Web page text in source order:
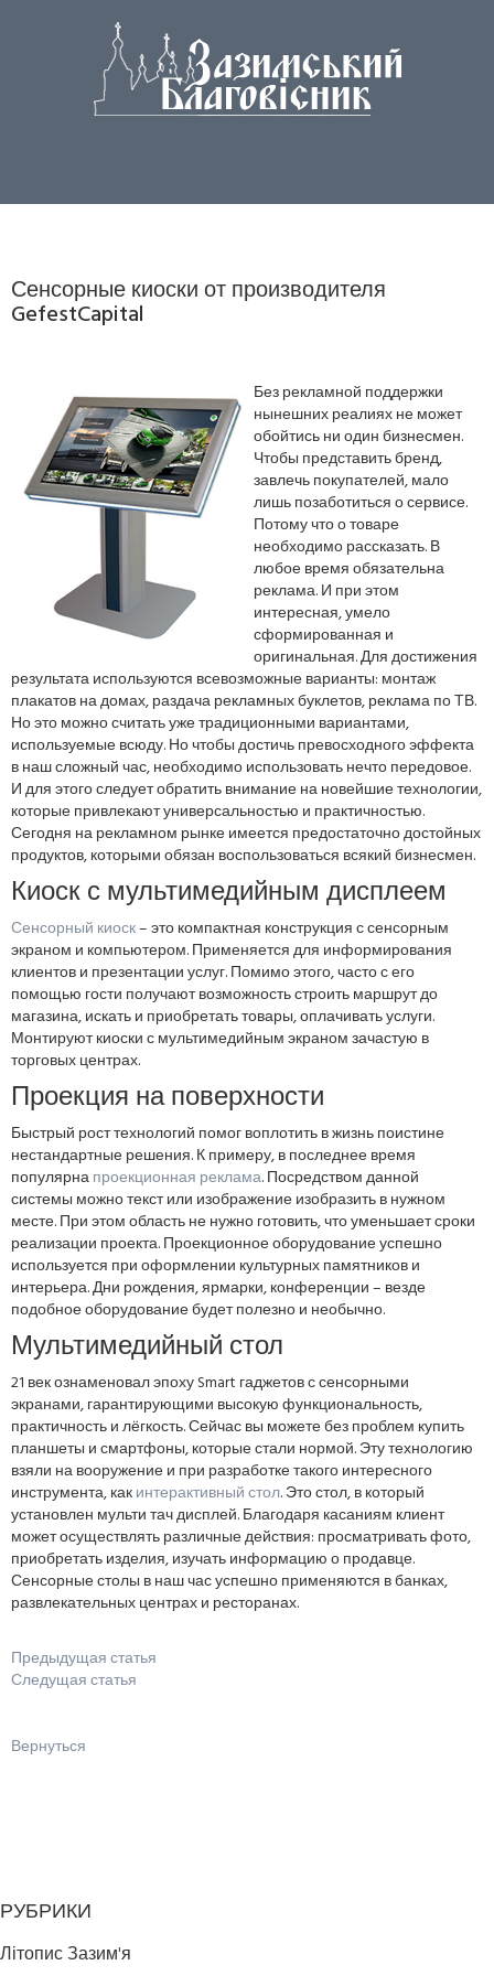
Сенсорные киоски от производителя
GefestCapital
Без рекламной поддержки
нынешних реалиях не может
обойтись ни один бизнесмен.
Чтобы представить бренд,
завлечь покупателей, мало
лишь позаботиться о сервисе.
Потому что о товаре
необходимо рассказать. В
любое время обязательна
реклама. И при этом
интересная, умело
сформированная и
оригинальная. Для достижения
результата используются всевозможные варианты: монтаж
плакатов на домах, раздача рекламных буклетов, реклама по ТВ.
Но это можно считать уже традиционными вариантами,
используемые всюду. Но чтобы достичь превосходного эффекта
в наш сложный час, необходимо использовать нечто передовое.
И для этого следует обратить внимание на новейшие технологии,
которые привлекают универсальностью и практичностью.
Сегодня на рекламном рынке имеется предостаточно достойных
продуктов, которыми обязан воспользоваться всякий бизнесмен.
Киоск с мультимедийным дисплеем
Сенсорный киоск– это компактная конструкция с сенсорным
экраном и компьютером. Применяется для информирования
клиентов и презентации услуг. Помимо этого, часто с его
помощью гости получают возможность строить маршрут до
магазина, искать и приобретать товары, оплачивать услуги.
Монтируют киоски с мультимедийным экраном зачастую в
торговых центрах.
Проекция на поверхности
Быстрый рост технологий помог воплотить в жизнь поистине
нестандартные решения. К примеру, в последнее время
популярнапроекционная реклама. Посредством данной
системы можно текст или изображение изобразить в нужном
месте. При этом область не нужно готовить, что уменьшает сроки
реализации проекта. Проекционное оборудование успешно
используется при оформлении культурных памятников и
интерьера. Дни рождения, ярмарки, конференции – везде
подобное оборудование будет полезно и необычно.
Мультимедийный стол
21 век ознаменовал эпоху Smart гаджетов с сенсорными
экранами, гарантирующими высокую функциональность,
практичность и лёгкость. Сейчас вы можете без проблем купить
планшеты и смартфоны, которые стали нормой. Эту технологию
взяли на вооружение и при разработке такого интересного
инструмента, какинтерактивный стол. Это стол, в который
установлен мульти тач дисплей. Благодаря касаниям клиент
может осуществлять различные действия: просматривать фото,
приобретать изделия, изучать информацию о продавце.
Сенсорные столы в наш час успешно применяются в банках,
развлекательных центрах и ресторанах.
Предыдущая статья
Следущая статья
Вернуться
РУБРИКИ
Літопис Зазим'я